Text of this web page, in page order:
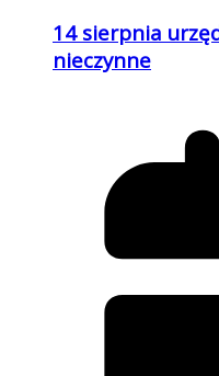
14 sierpnia
nieczynne